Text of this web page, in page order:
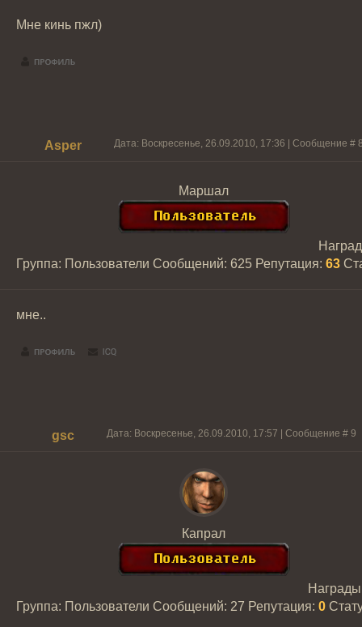
Мне кинь пжл)
Asper Дата: Воскресенье, 26.09.2010, 17:36 | Сообщение #
Маршал
Группа: Пользователи Сообщений: 625 Репутация: 63
мне..
gsc Дата: Воскресенье, 26.09.2010, 17:57 | Сообщение # 9
Капрал
Группа: Пользователи Сообщений: 27 Репутация: 0